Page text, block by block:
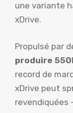
une variante
xDrive.
Propulsé par
produire
record de
xDrive peut
revendiquées